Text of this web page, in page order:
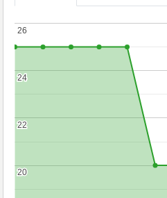
20
20
22
22
24
24
26
26